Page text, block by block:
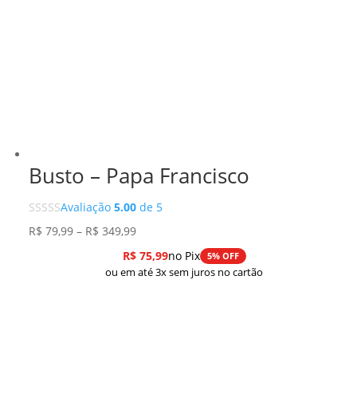
Busto – Papa Francisco
Avaliação5.00 de 5
R$ 79,99 – R$ 349,99Faixa
de
preço:
R$75,99no Pix 5% OFF
ou em até 3x sem juros no cartão